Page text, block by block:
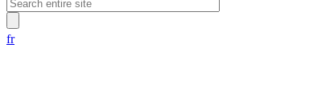
fr